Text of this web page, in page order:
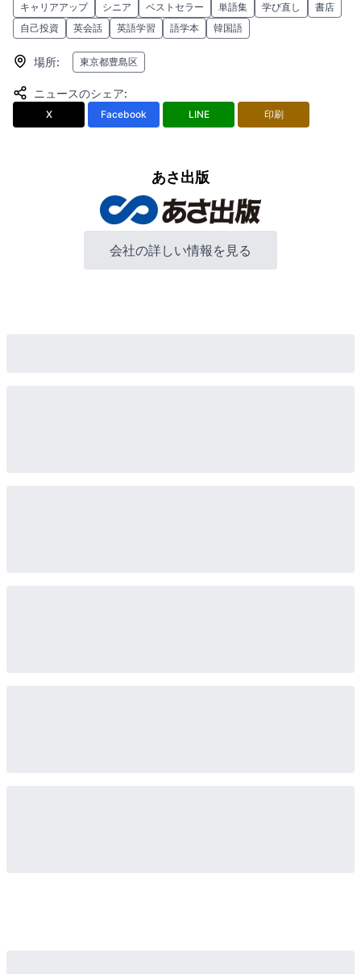
キャリアアップ
シニア ベストセラー 単語集 学び直し
書店
自己投資
英会話 英語学習 語学本 韓国語
場所: 東京都豊島区
ニュースのシェア:
X Facebook LINE 印刷
あさ出版
会社の詳しい情報を見る